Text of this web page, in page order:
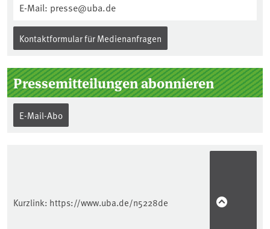
E-Mail: presse@uba.de
Kontaktformular für Medienanfragen
Pressemitteilungen abonnieren
E-Mail-Abo
Kurzlink: https://www.uba.de/n5228de